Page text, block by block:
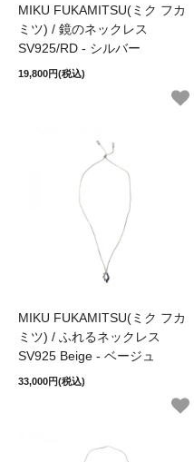
MIKU FUKAMITSU(ミク フカ
ミツ) / 鏡のネックレス
SV925/RD - シルバー
19,800円(税込)
MIKU FUKAMITSU(ミク フカ
ミツ) / ふれるネックレス
SV925 Beige - ベージュ
33,000円(税込)